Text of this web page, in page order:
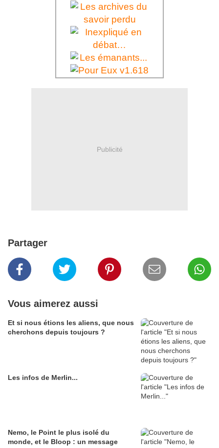
Publicité
Partager
Vous aimerez aussi
Et si nous étions les aliens, que nous
cherchons depuis toujours ?
Les infos de Merlin...
Nemo, le Point le plus isolé du
monde, et le Bloop : un message